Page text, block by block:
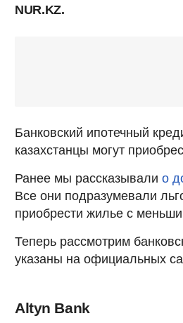
NUR.KZ.
Банковский ипотечный
казахстанцы могут
Ранее мы рассказывали о
Все они подразумевали
приобрести жилье с
Теперь рассмотрим
указаны на официальных
Altyn Bank